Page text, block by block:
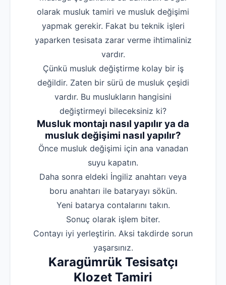
olarak musluk tamiri ve musluk değişimi
yapmak gerekir. Fakat bu teknik işleri
yaparken tesisata zarar verme ihtimaliniz
vardır.
Çünkü musluk değiştirme kolay bir iş
değildir. Zaten bir sürü de musluk çeşidi
vardır. Bu muslukların hangisini
değiştirmeyi bileceksiniz ki?
Musluk montajı nasıl yapılır ya da
musluk değişimi nasıl yapılır?
‌Önce musluk değişimi için ana vanadan
suyu kapatın.
‌Daha sonra eldeki İngiliz anahtarı veya
boru anahtarı ile bataryayı sökün.
‌Yeni batarya contalarını takın.
‌Sonuç olarak işlem biter.
‌Contayı iyi yerleştirin. Aksi takdirde sorun
yaşarsınız.
Karagümrük Tesisatçı
Klozet Tamiri